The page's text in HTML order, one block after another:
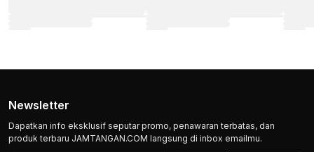
Newsletter
Dapatkan info eksklusif seputar promo, penawaran terbatas, dan
produk terbaru JAMTANGAN.COM langsung di inbox emailmu.